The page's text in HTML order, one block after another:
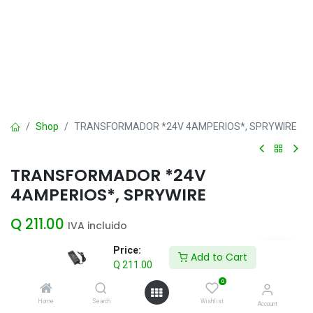
Price:
Q 211.00
Add to Cart
Home Search
0
Wishlist Account
Shop TRANSFORMADOR *24V 4AMPERIOS*, SPRYWIRE
TRANSFORMADOR *24V
4AMPERIOS*, SPRYWIRE
Q 211.00 IVA incluido
Add to Cart
Agregar a la lista de deseos